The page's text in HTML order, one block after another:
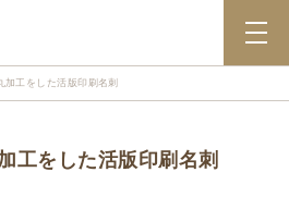
加工をした活版印刷名刺
工をした活版印刷名刺